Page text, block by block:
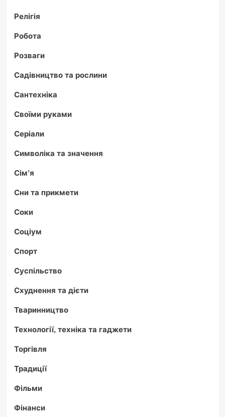
Релігія
Робота
Розваги
Садівництво та рослини
Сантехніка
Своїми руками
Серіали
Символіка та значення
Сім'я
Сни та прикмети
Соки
Соціум
Спорт
Суспільство
Схуднення та дієти
Тваринництво
Технології, техніка та гаджети
Торгівля
Традиції
Фільми
Фінанси